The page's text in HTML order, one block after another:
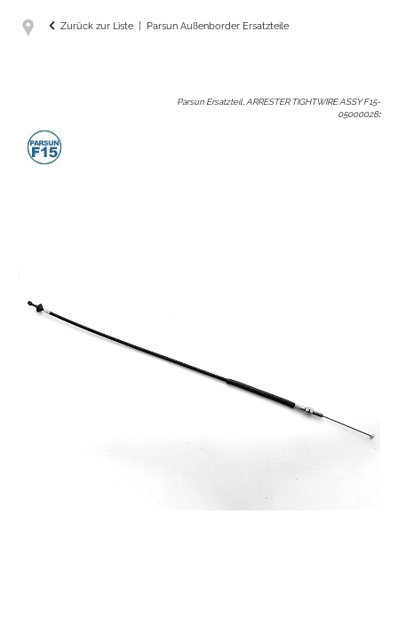
Zurück zur Liste Parsun Außenborder Ersatzteile
Parsun Ersatzteil, ARRESTER TIGHTWIRE ASSY F15-
05000028: